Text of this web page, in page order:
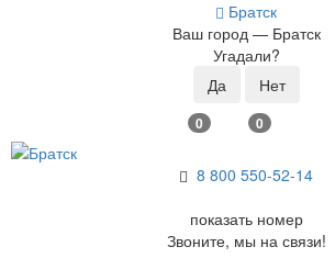
Братск
Ваш город — Братск
Угадали?
0 0
8 800 550-52-14
показать номер
Звоните, мы на связи!